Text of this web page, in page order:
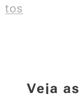
tos
📌 Veja